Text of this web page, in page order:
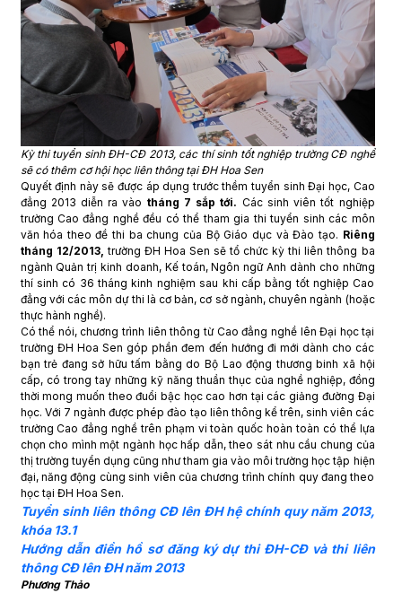
Kỳ thi tuyển sinh ĐH-CĐ 2013, các thí sinh tốt nghiệp trường CĐ nghề
sẽ có thêm cơ hội học liên thông tại ĐH Hoa Sen
Quyết định này sẽ được áp dụng trước thềm tuyển sinh Đại học, Cao
đẳng 2013 diễn ra vào tháng 7 sắp tới. Các sinh viên tốt nghiệp
trường Cao đẳng nghề đều có thể tham gia thi tuyển sinh các môn
văn hóa theo đề thi ba chung của Bộ Giáo dục và Đào tạo. Riêng
tháng 12/2013,trường ĐH Hoa Sen sẽ tổ chức kỳ thi liên thông ba
ngành Quản trị kinh doanh, Kế toán, Ngôn ngữ Anh dành cho những
thí sinh có 36 tháng kinh nghiệm sau khi cấp bằng tốt nghiệp Cao
đẳng với các môn dự thi là cơ bản, cơ sở ngành, chuyên ngành (hoặc
thực hành nghề).
Có thể nói, chương trình liên thông từ Cao đẳng nghề lên Đại học tại
trường ĐH Hoa Sen góp phần đem đến hướng đi mới dành cho các
bạn trẻ đang sở hữu tấm bằng do Bộ Lao động thương binh xã hội
cấp, có trong tay những kỹ năng thuần thục của nghề nghiệp, đồng
thời mong muốn theo đuổi bậc học cao hơn tại các giảng đường Đại
học. Với 7 ngành được phép đào tạo liên thông kể trên, sinh viên các
trường Cao đẳng nghề trên phạm vi toàn quốc hoàn toàn có thể lựa
chọn cho mình một ngành học hấp dẫn, theo sát nhu cầu chung của
thị trường tuyển dụng cũng như tham gia vào môi trường học tập hiện
đại, năng động cùng sinh viên của chương trình chính quy đang theo
học tại ĐH Hoa Sen.
Tuyển sinh liên thông CĐ lên ĐH hệ chính quy năm 2013,
khóa 13.1
Hướng dẫn điền hồ sơ đăng ký dự thi ĐH-CĐ và thi liên
thông CĐ lên ĐH năm 2013
Phương Thảo